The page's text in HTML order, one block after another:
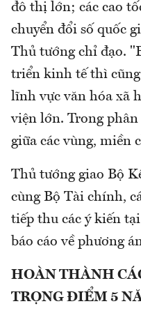
đô thị lớn; các cao
chuyển đổi số quốc
Thủ tướng chỉ đạo.
triển kinh tế thì cũng
lĩnh vực văn hóa xã
viện lớn. Trong
giữa các vùng, miền
Thủ tướng giao Bộ
cùng Bộ Tài chính,
tiếp thu các ý kiến
báo cáo về phương
HOÀN THÀNH
TRỌNG ĐIỂM 5